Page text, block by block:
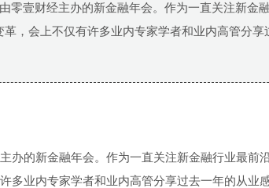
壹财经主办的新金融年会。作为一直关注新金
，会上不仅有许多业内专家学者和业内高管分享
的新金融年会。作为一直关注新金融行业最前
多业内专家学者和业内高管分享过去一年的从业